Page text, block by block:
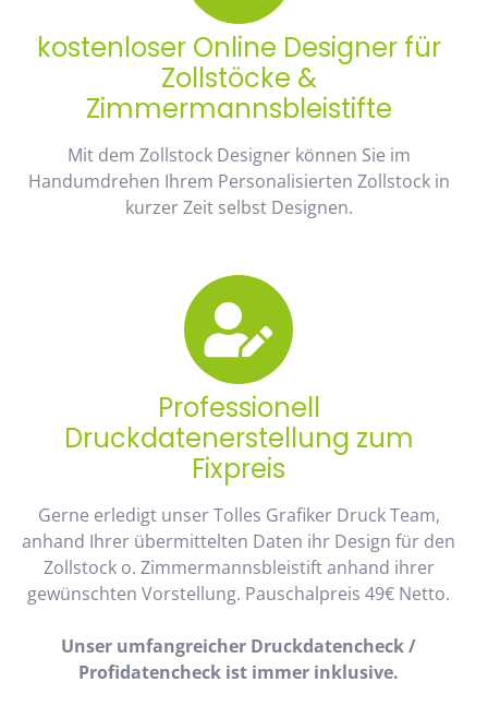
kostenloser Online Designer für
Zollstöcke &
Zimmermannsbleistifte
Mit dem Zollstock Designer können Sie im
Handumdrehen Ihrem Personalisierten Zollstock in
kurzer Zeit selbst Designen.
Professionell
Druckdatenerstellung zum
Fixpreis
Gerne erledigt unser Tolles Grafiker Druck Team,
anhand Ihrer übermittelten Daten ihr Design für den
Zollstock o. Zimmermannsbleistift anhand ihrer
gewünschten Vorstellung. Pauschalpreis 49€ Netto.
Unser umfangreicher Druckdatencheck /
Profidatencheck ist immer inklusive.